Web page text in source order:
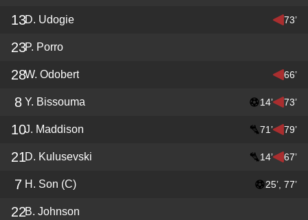
13D. Udogie 73’
23P. Porro
28W. Odobert 66’
8 Y. Bissouma 14’ 73’
10J. Maddison 71’ 79’
21D. Kulusevski 14’ 67’
7 H. Son (C) 25’, 77’
22B. Johnson